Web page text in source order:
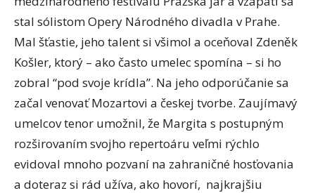
stal sólistom Opery Národného divadla v Prahe.
Mal šťastie, jeho talent si všimol a oceňoval Zdeněk
Košler, ktorý – ako často umelec spomína – si ho
zobral “pod svoje krídla”. Na jeho odporúčanie sa
začal venovať Mozartovi a českej tvorbe. Zaujímavý
umelcov tenor umožnil, že Margita s postupným
rozširovaním svojho repertoáru veľmi rýchlo
evidoval mnoho pozvaní na zahraničné hosťovania
a doteraz si rád užíva, ako hovorí, najkrajšiu